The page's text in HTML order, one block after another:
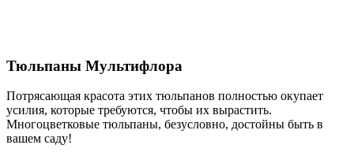
Тюльпаны Мультифлора
Потрясающая красота этих тюльпанов полностью окупает
усилия, которые требуются, чтобы их вырастить.
Многоцветковые тюльпаны, безусловно, достойны быть в
вашем саду!